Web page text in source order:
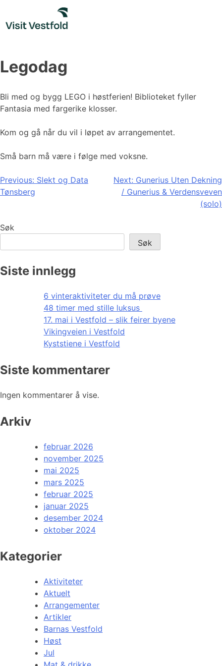
content
Legodag
Bli med og bygg LEGO i høstferien! Biblioteket fyller
Fantasia med fargerike klosser.
Kom og gå når du vil i løpet av arrangementet.
Små barn må være i følge med voksne.
Innleggsnavigasjon
Previous: Slekt og Data
Tønsberg
Next: Gunerius Uten Dekning
/ Gunerius & Verdensveven
(solo)
Søk
Søk
Siste innlegg
6 vinteraktiviteter du må prøve
48 timer med stille luksus
17. mai i Vestfold – slik feirer byene
Vikingveien i Vestfold
Kyststiene i Vestfold
Siste kommentarer
Ingen kommentarer å vise.
Arkiv
februar 2026
november 2025
mai 2025
mars 2025
februar 2025
januar 2025
desember 2024
oktober 2024
Kategorier
Aktiviteter
Aktuelt
Arrangementer
Artikler
Barnas Vestfold
Høst
Jul